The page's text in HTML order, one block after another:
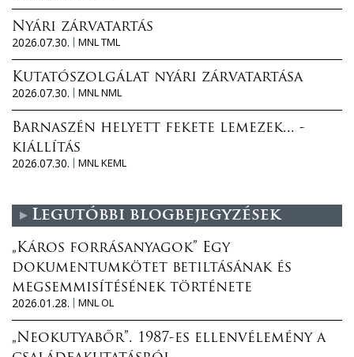
Nyári zárvatartás
2026.07.30.
MNL TML
Kutatószolgálat nyári zárvatartása
2026.07.30.
MNL NML
Barnaszén helyett fekete lemezek... -
kiállítás
2026.07.30.
MNL KEML
Legutóbbi blogbejegyzések
„Káros forrásanyagok” Egy
dokumentumkötet betiltásának és
megsemmisítésének története
2026.01.28.
MNL OL
„Neokutyabőr”. 1987-es ellenvélemény a